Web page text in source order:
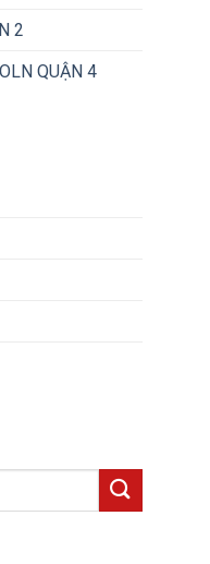
2
QUẬN 4